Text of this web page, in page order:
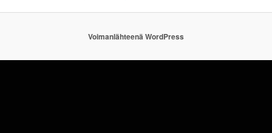
Voimanlähteenä WordPress